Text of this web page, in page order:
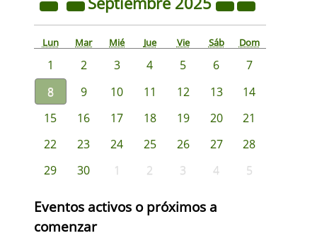
Lun Mar Mié Jue Vie Sáb Dom
1 2 3 4 5 6
7
8
9 10 11 12 13
14
15
16 17 18 19 20
21
22
23 24 25 26 27
28
29
30 1 2 3 4 5
Eventos activos o próximos a
comenzar